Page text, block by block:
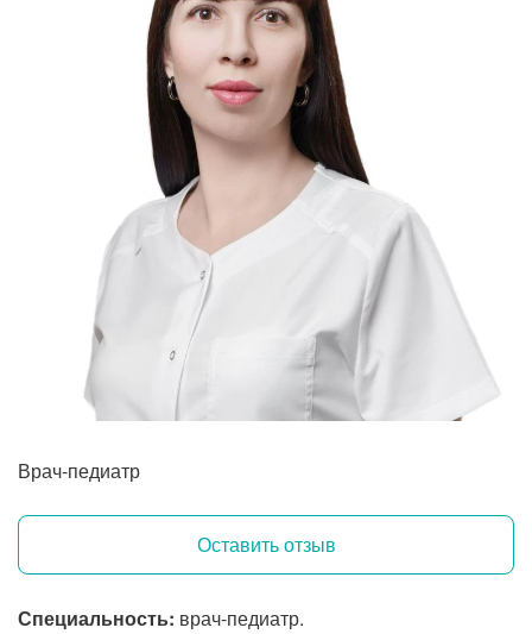
Прием кардиолога
Врач-педиатр
Оставить отзыв
Специальность: врач-педиатр.